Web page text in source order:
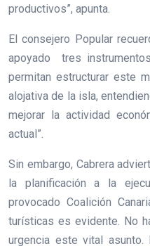
productivos”, apunta.
El consejero Popular
apoyado tres
permitan estructurar este
alojativa de la isla,
mejorar la actividad
actual”.
Sin embargo, Cabrera
la planificación a la
provocado Coalición
turísticas es evidente. No
urgencia este vital